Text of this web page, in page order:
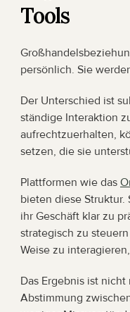
Tools
persönlich. Sie
Der Unterschied ist
ständige Interaktion
aufrechtzuerhalten,
setzen, die sie
Plattformen wie das
bieten diese Struktur.
ihr Geschäft klar zu
strategisch zu
Weise zu
Das Ergebnis ist
Abstimmung